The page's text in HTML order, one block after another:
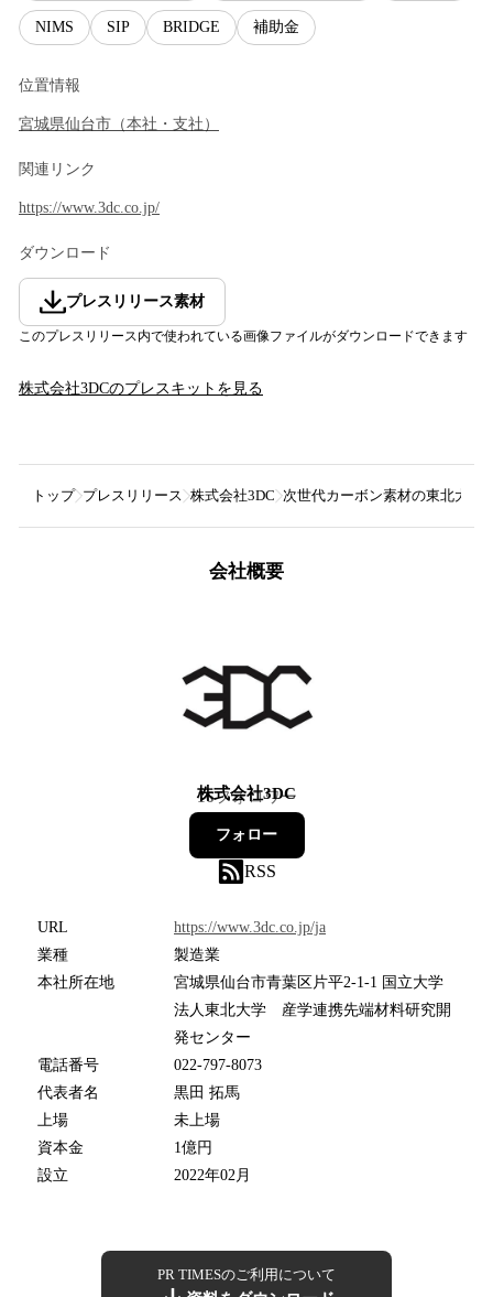
NIMS SIP BRIDGE 補助金
位置情報
宮城県仙台市 （本社・支社 ）
関連リンク
https://www.3dc.co.jp/
ダウンロード
プレスリリース素材
このプレスリリース内で使われている画像ファイルがダウンロードできます
株式会社3DCのプレスキットを見る
トップ プレスリリース 株式会社3DC 次世代カーボン素材の東北大発
会社概要
株式会社3DC
16フォロワー
フォロー
RSS
URL
https://www.3dc.co.jp/ja
業種
製造業
本社所在地
宮城県仙台市青葉区片平2-1-1 国立大学
法人東北大学 産学連携先端材料研究開
発センター
電話番号
022-797-8073
代表者名
黒田 拓馬
上場
未上場
資本金
1億円
設立
2022年02月
PR TIMESのご利用について